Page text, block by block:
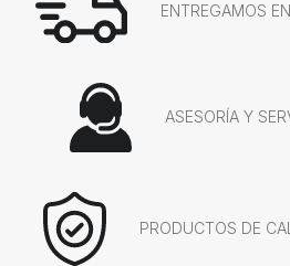
ENTREGAMOS
ASESORÍA Y
PRODUCTOS DE